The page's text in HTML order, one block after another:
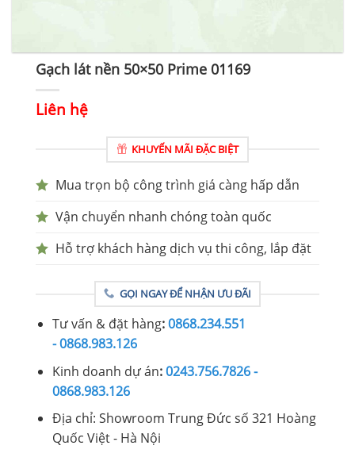
Gạch lát nền 50×50 Prime 01169
Liên hệ
KHUYẾN MÃI ĐẶC BIỆT
Mua trọn bộ công trình giá càng hấp dẫn
Vận chuyển nhanh chóng toàn quốc
Hỗ trợ khách hàng dịch vụ thi công, lắp đặt
GỌI NGAY ĐỂ NHẬN ƯU ĐÃI
Tư vấn & đặt hàng:0868.234.551
- 0868.983.126
Kinh doanh dự án:0243.756.7826 -
0868.983.126
Địa chỉ: Showroom Trung Đức số 321 Hoàng
Quốc Việt - Hà Nội